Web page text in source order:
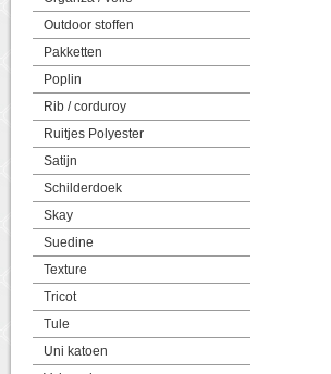
Outdoor stoffen
Pakketten
Poplin
Rib / corduroy
Ruitjes Polyester
Satijn
Schilderdoek
Skay
Suedine
Texture
Tricot
Tule
Uni katoen